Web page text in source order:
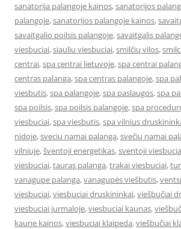
sanatorija palangoje kainos,sanatorijos
palangoje,sanatorijos palangoje kainos,
savaitgalio poilsis palangoje,savaitgalis
viesbuciai,siauliu viesbuciai,smilčių vilos,
centrai,spa centrai lietuvoje,spa centrai
centras palanga,spa centras palangoje,spa
viesbutis,spa palangoje,spa paslaugos,spa
spa poilsis,spa poilsis palangoje,spa
viesbuciai,spa viesbutis,spa vilnius
nidoje,sveciu namai palanga,svečių namai
vilniuje,šventoji energetikas,sventoji
viesbuciai,tauras palanga,trakai viesbuciai,
vanagupe palanga,vanagupės viešbutis,
viesbuciai,viesbuciai druskininkai,viešbučiai
viesbuciai jurmaloje,viesbuciai kaunas,
kaune kainos,viesbuciai klaipeda,viešbučiai